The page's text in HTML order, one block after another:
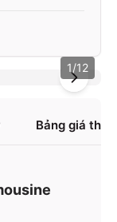
1/12
Bảng giá